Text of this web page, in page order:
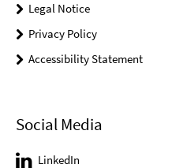
Legal Notice
Privacy Policy
Accessibility Statement
Social Media
LinkedIn